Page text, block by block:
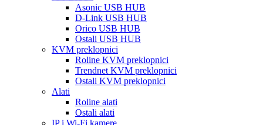
Asonic USB HUB
D-Link USB HUB
Orico USB HUB
Ostali USB HUB
KVM preklopnici
Roline KVM preklopnici
Trendnet KVM preklopnici
Ostali KVM preklopnici
Alati
Roline alati
Ostali alati
IP i Wi-Fi kamere